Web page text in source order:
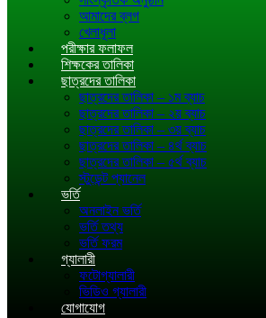
আমাদের ব্লগ
খেলাধূলা
পরীক্ষার ফলাফল
শিক্ষকের তালিকা
ছাত্রদের তালিকা
ছাত্রদের তালিকা – ১ম ব্যাচ
ছাত্রদের তালিকা – ২য় ব্যাচ
ছাত্রদের তালিকা – ৩য় ব্যাচ
ছাত্রদের তালিকা – ৪র্থ ব্যাচ
ছাত্রদের তালিকা – ৫র্থ ব্যাচ
স্টুডেন্ট প্যানেল
ভর্তি
অনলাইন ভর্তি
ভর্তি তথ্য
ভর্তি ফরম
গ্যালারী
ফটোগ্যালারী
ভিডিও গ্যালারী
যোগাযোগ